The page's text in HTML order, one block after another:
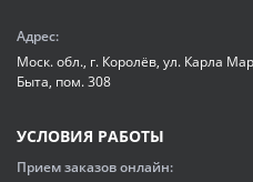
Адрес:
Моск. обл., г. Королёв, ул. Карла
Быта, пом. 308
УСЛОВИЯ РАБОТЫ
Прием заказов онлайн: